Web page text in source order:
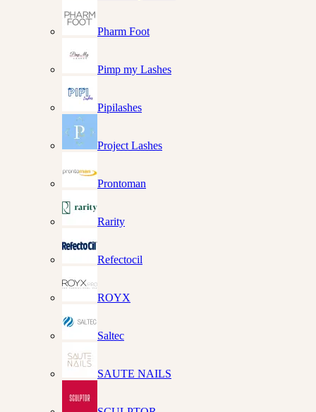
Pharm Foot
Pimp my Lashes
Pipilashes
Project Lashes
Prontoman
Rarity
Refectocil
ROYX
Saltec
SAUTE NAILS